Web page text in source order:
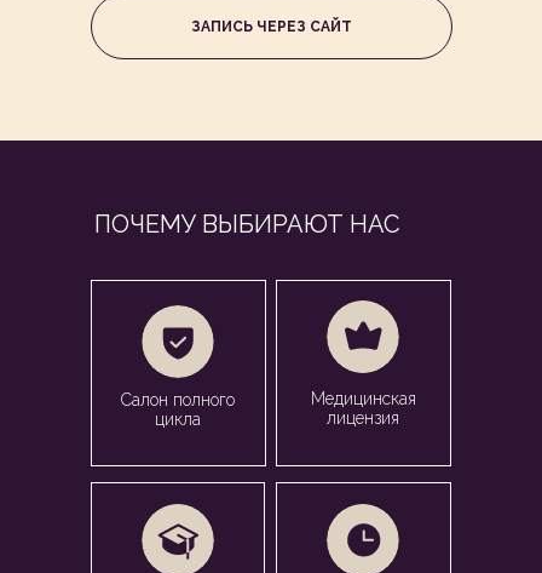
ЗАПИСЬ ЧЕРЕЗ САЙТ
Медицинская
лицензия
Салон полного
цикла
ПОЧЕМУ ВЫБИРАЮТ НАС